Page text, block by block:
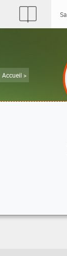
Accueil >